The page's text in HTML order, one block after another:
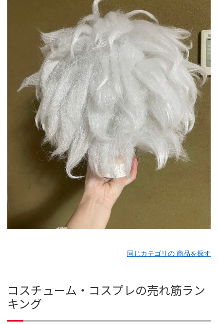
同じカテゴリの 商品を探す
コスチューム・コスプレの売れ筋ラン
キング